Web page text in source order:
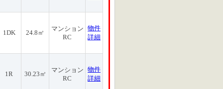
1DK 24.8㎡
マンション
RC
物件
詳細
1R 30.23㎡
マンション
RC
物件
詳細